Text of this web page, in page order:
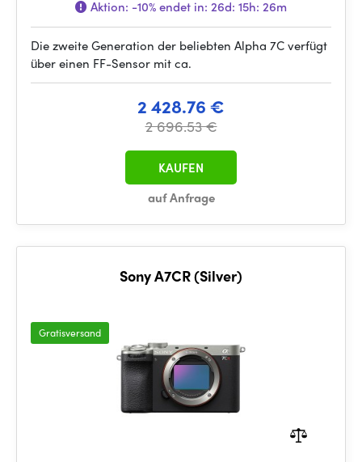
Aktion: -10%endet in: 26d: 15h: 26m
Die zweite Generation der beliebten Alpha 7C verfügt
über einen FF-Sensor mit ca.
2 428.76 €
2 696.53 €
auf Anfrage
KAUFEN
Sony A7CR (Silver)
Gratisversand